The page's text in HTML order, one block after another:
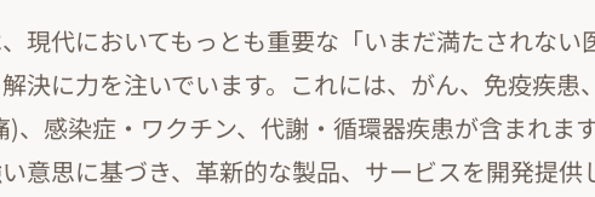
現代においてもっとも重要な「いまだ満たされない
決に力を注いでいます。これには、がん、免疫疾患
)、感染症・ワクチン、代謝・循環器疾患が含まれま
意思に基づき、革新的な製品、サービスを開発提供